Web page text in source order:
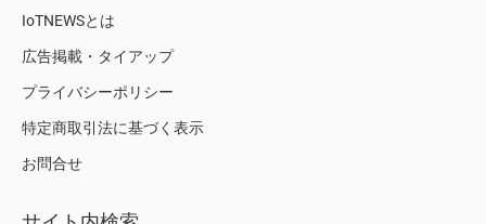
IoTNEWSとは
広告掲載・タイアップ
プライバシーポリシー
特定商取引法に基づく表示
お問合せ